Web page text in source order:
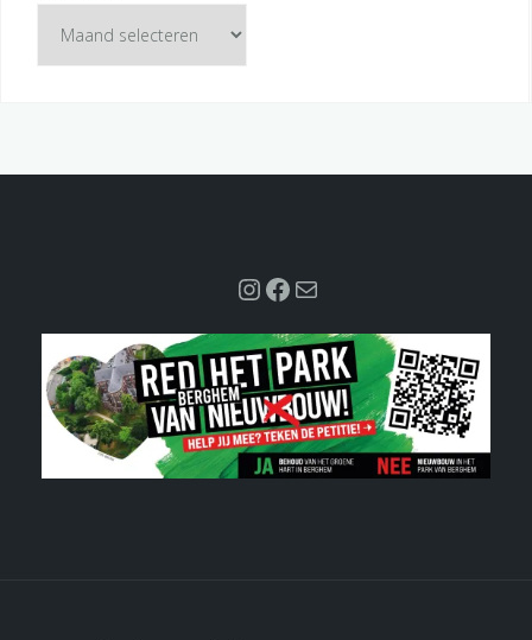
Instagram
Facebook
Mail